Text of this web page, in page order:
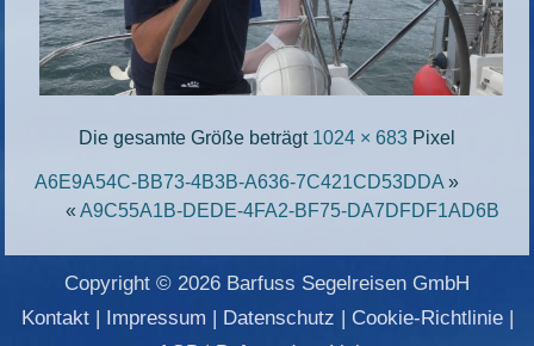
Die gesamte Größe beträgt 1024 × 683 Pixel
A6E9A54C-BB73-4B3B-A636-7C421CD53DDA »
« A9C55A1B-DEDE-4FA2-BF75-DA7DFDF1AD6B
Copyright © 2026 Barfuss Segelreisen GmbH
Kontakt| Impressum | Datenschutz | Cookie-Richtlinie|